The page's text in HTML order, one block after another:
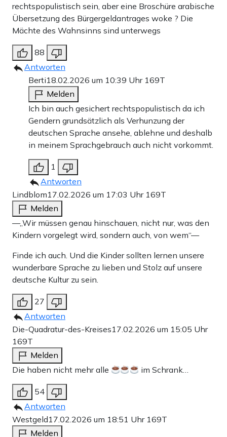
rechtspopulistisch sein, aber eine Broschüre arabische
Übersetzung des Bürgergeldantrages woke ? Die
Mächte des Wahnsinns sind unterwegs
88
Antworten
Berti18.02.2026 um 10:39 Uhr 169T
Melden
Ich bin auch gesichert rechtspopulistisch da ich
Gendern grundsätzlich als Verhunzung der
deutschen Sprache ansehe, ablehne und deshalb
in meinem Sprachgebrauch auch nicht vorkommt.
1
Antworten
Lindblom17.02.2026 um 17:03 Uhr 169T
Melden
—„Wir müssen genau hinschauen, nicht nur, was den
Kindern vorgelegt wird, sondern auch, von wem“—
Finde ich auch. Und die Kinder sollten lernen unsere
wunderbare Sprache zu lieben und Stolz auf unsere
deutsche Kultur zu sein.
27
Antworten
Die-Quadratur-des-Kreises17.02.2026 um 15:05 Uhr
169T
Melden
Die haben nicht mehr alle
im Schrank…
54
Antworten
Westgeld17.02.2026 um 18:51 Uhr 169T
Melden